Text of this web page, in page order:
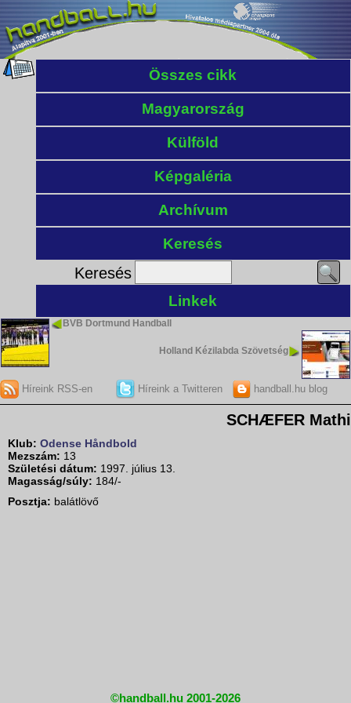
Összes cikk
Magyarország
Külföld
Képgaléria
Archívum
Keresés
Keresés
Linkek
BVB Dortmund Handball
Holland Kézilabda Szövetség
Híreink RSS-en Híreink a Twitteren handball.hu blog
SCHÆFER
Klub: Odense Håndbold
Mezszám: 13
Születési dátum: 1997. július 13.
Magasság/súly: 184/-
Posztja: balátlövő
©handball.hu 2001-2026